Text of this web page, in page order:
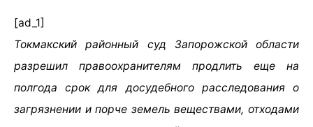
[ad_1]
Токмакский районный суд Запорожской области
разрешил правоохранителям продлить еще на
полгода срок для досудебного расследования о
загрязнении и порче земель веществами, отходами